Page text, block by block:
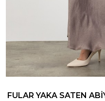
FULAR YAKA SATEN